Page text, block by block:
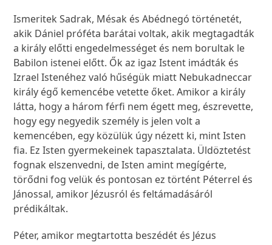
Ismeritek Sadrak, Mésak és Abédnegó történetét,
akik Dániel próféta barátai voltak, akik megtagadták
a király előtti engedelmességet és nem borultak le
Babilon istenei előtt. Ők az igaz Istent imádták és
Izrael Istenéhez való hűségük miatt Nebukadneccar
király égő kemencébe vetette őket. Amikor a király
látta, hogy a három férfi nem égett meg, észrevette,
hogy egy negyedik személy is jelen volt a
kemencében, egy közülük úgy nézett ki, mint Isten
fia. Ez Isten gyermekeinek tapasztalata. Üldöztetést
fognak elszenvedni, de Isten amint megígérte,
törődni fog velük és pontosan ez történt Péterrel és
Jánossal, amikor Jézusról és feltámadásáról
prédikáltak.
Péter, amikor megtartotta beszédét és Jézus